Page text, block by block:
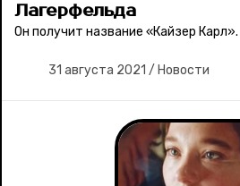
Лагерфельда
Он получит название «Кайзер Карл».
31 августа 2021 / Новости